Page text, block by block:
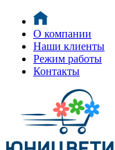
О компании
Наши клиенты
Режим работы
Контакты